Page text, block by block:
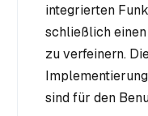
integrierten
schließlich
zu verfeinern.
sind für den